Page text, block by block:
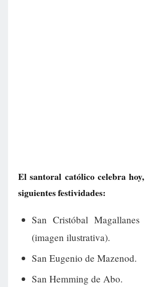
El santoral católico celebra
siguientes festividades:
San Cristóbal Magallanes
(imagen ilustrativa).
San Eugenio de Mazenod.
San Hemming de Abo.